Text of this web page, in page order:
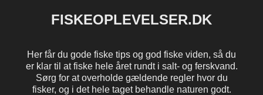
FISKEOPLEVELSER.DK
Her får du gode fiske tips og god fiske viden, så du
er klar til at fiske hele året rundt i salt- og ferskvand.
Sørg for at overholde gældende regler hvor du
fisker, og i det hele taget behandle naturen godt.